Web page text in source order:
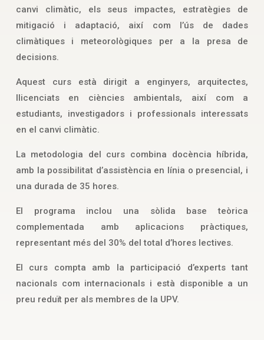
canvi climàtic, els seus impactes, estratègies de
mitigació i adaptació, així com l’ús de dades
climàtiques i meteorològiques per a la presa de
decisions.
Aquest curs està dirigit a enginyers, arquitectes,
llicenciats en ciències ambientals, així com a
estudiants, investigadors i professionals interessats
en el canvi climàtic.
La metodologia del curs combina docència híbrida,
amb la possibilitat d’assistència en línia o presencial, i
una durada de 35 hores.
El programa inclou una sòlida base teòrica
complementada amb aplicacions pràctiques,
representant més del 30% del total d’hores lectives.
El curs compta amb la participació d’experts tant
nacionals com internacionals i està disponible a un
preu reduït per als membres de la UPV.